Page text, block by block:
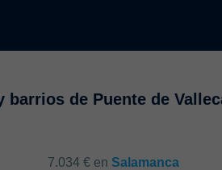
de Puente de
7.034 € en Salamanca